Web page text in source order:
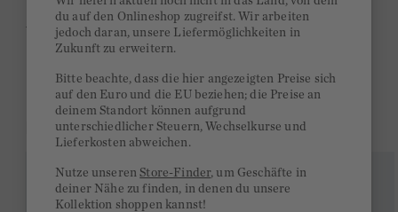
Ab 300€ versandkostenfrei
DAS KÖNNTE DIR GEFALLEN
du auf den Onlineshop zugreifst. Wir arbeiten
jedoch daran, unsere Liefermöglichkeiten in
Zukunft zu erweitern.
Bitte beachte, dass die hier angezeigten Preise sich
auf den Euro und die EU beziehen; die Preise an
deinem Standort können aufgrund
unterschiedlicher Steuern, Wechselkurse und
Lieferkosten abweichen.
Nutze unserenStore-Finder, um Geschäfte in
deiner Nähe zu finden, in denen du unsere
Kollektion shoppen kannst!